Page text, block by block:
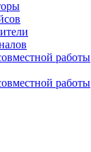
работы
работы